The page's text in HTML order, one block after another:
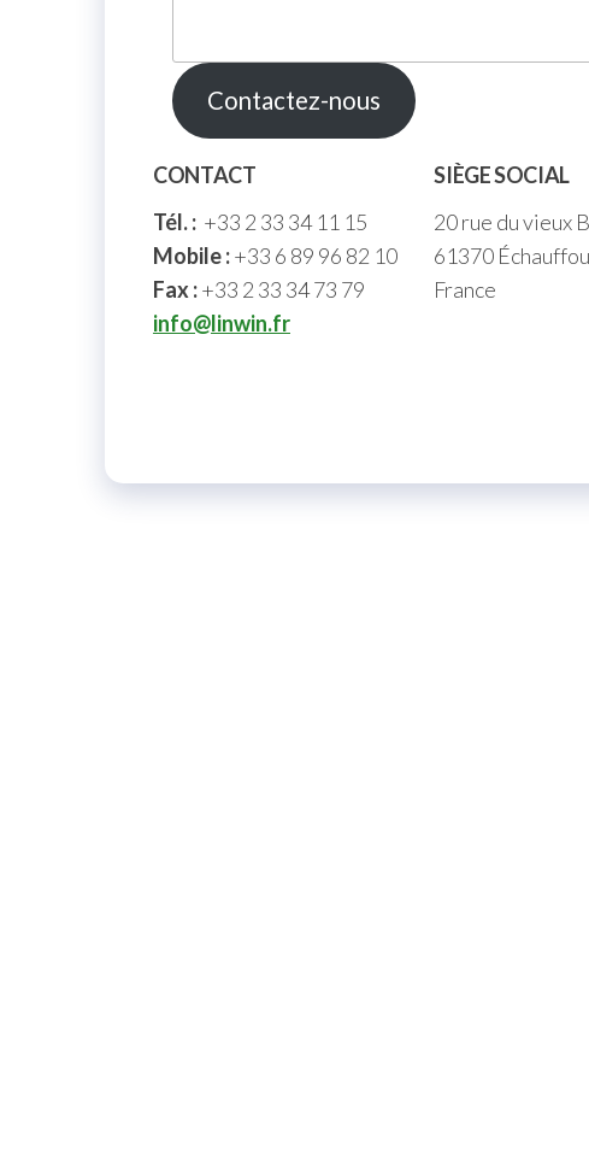
Contactez-nous
CONTACT
Tél. : +33 2 33 34 11 15
Mobile :+33 6 89 96 82 10
Fax :+33 2 33 34 73 79
info@linwin.fr
SIÈGE SOCIAL
20 rue du vieux
61370
France